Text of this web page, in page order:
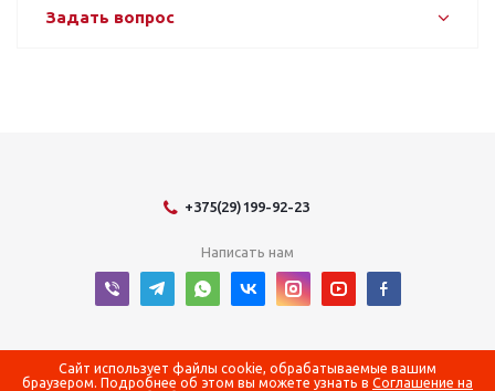
Задать вопрос
+375(29)199-92-23
Написать нам
2026 © Оборудование для оснащения энергетических объектов
Сайт использует файлы cookie, обрабатываемые вашим
браузером. Подробнее об этом вы можете узнать в Соглашение на